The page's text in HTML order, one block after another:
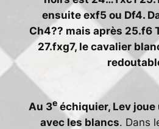
ensuite exf5 ou Df4.
Ch4?? mais après 25.f6
27.fxg7, le cavalier
Au 3eéchiquier, Lev joue
avec les blancs. Dans